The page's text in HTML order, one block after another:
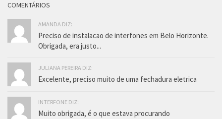
COMENTÁRIOS
AMANDA DIZ:
Preciso de instalacao de interfones em Belo Horizonte.
Obrigada, era justo...
JULIANA PEREIRA DIZ:
Excelente, preciso muito de uma fechadura eletrica
INTERFONE DIZ:
Muito obrigada, é o que estava procurando